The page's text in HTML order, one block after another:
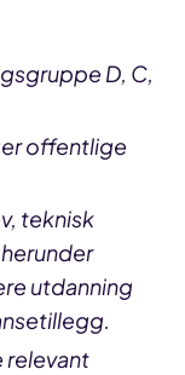
D, C,
offentlige
teknisk
utdanning
relevant